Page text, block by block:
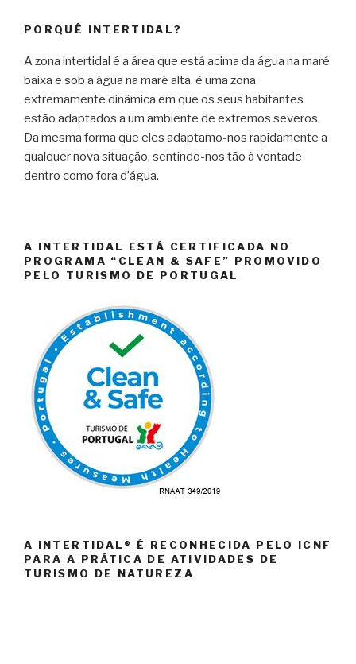
PORQUÊ INTERTIDAL?
A zona intertidal é a área que está acima da água na maré
baixa e sob a água na maré alta. è uma zona
extremamente dinâmica em que os seus habitantes
estão adaptados a um ambiente de extremos severos.
Da mesma forma que eles adaptamo-nos rapidamente a
qualquer nova situação, sentindo-nos tão à vontade
dentro como fora d’água.
A INTERTIDAL ESTÁ CERTIFICADA NO
PROGRAMA “CLEAN & SAFE” PROMOVIDO
PELO TURISMO DE PORTUGAL
A INTERTIDAL® É RECONHECIDA PELO ICNF
PARA A PRÁTICA DE ATIVIDADES DE
TURISMO DE NATUREZA